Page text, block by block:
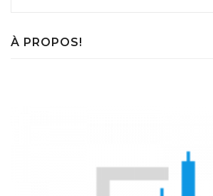
À PROPOS!